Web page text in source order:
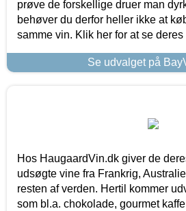
prøve de forskellige druer man
behøver du derfor heller ikke at
samme vin. Klik her for at se deres
Se udvalget på
Hos HaugaardVin.dk giver de
udsøgte vine fra Frankrig,
resten af verden. Hertil kommer
som bl.a. chokolade, gourmet